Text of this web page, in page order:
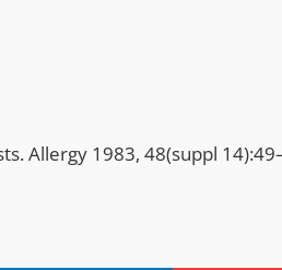
Allergy 1983, 48(suppl